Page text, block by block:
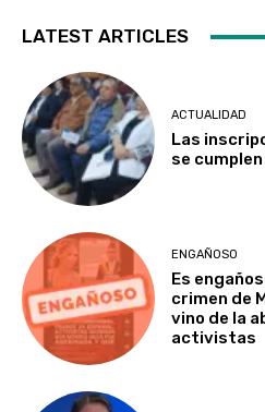
LATEST ARTICLES
ACTUALIDAD
Las
se
ENGAÑOSO
Es
crimen de
vino de la
activistas